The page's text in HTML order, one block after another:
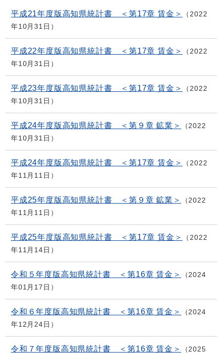
平成21年度版高知県統計書 ＜第17章 賃金＞
2022
年10月31日
平成22年度版高知県統計書 ＜第17章 賃金＞
2022
年10月31日
平成23年度版高知県統計書 ＜第17章 賃金＞
2022
年10月31日
平成24年度版高知県統計書 ＜第９章 鉱業＞
2022
年10月31日
平成24年度版高知県統計書 ＜第17章 賃金＞
2022
年11月11日
平成25年度版高知県統計書 ＜第９章 鉱業＞
2022
年11月11日
平成25年度版高知県統計書 ＜第17章 賃金＞
2022
年11月14日
令和５年度版高知県統計書 ＜第16章 賃金＞
2024
年01月17日
令和６年度版高知県統計書 ＜第16章 賃金＞
2024
年12月24日
令和７年度版高知県統計書 ＜第16章 賃金＞
2025